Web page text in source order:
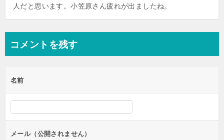
人だと思います。小笠原さん疲れが出ましたね。
コメントを残す
名前
メール（公開されません）